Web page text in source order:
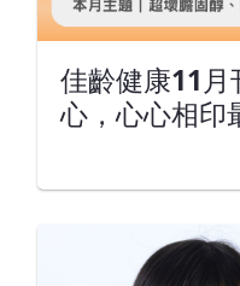
佳齡健康11月
心，心心相印